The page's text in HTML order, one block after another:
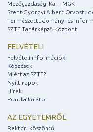
Mezőgazdasági Kar - MGK
Szent-Györgyi Albert
Természettudományi és
SZTE Tanárképző Központ
FELVÉTELI
Felvételi információk
Képzések
Miért az SZTE?
Nyílt napok
Hírek
Pontkalkulátor
AZ EGYETEMRŐL
Rektori köszöntő